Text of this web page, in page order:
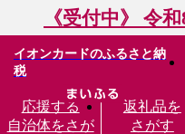
《受付中》 令
イオンカードのふるさと納
税
応援する
自治体をさが
返礼品を
さがす